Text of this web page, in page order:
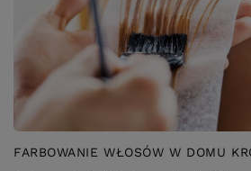
FARBOWANIE WŁOSÓW W DOMU